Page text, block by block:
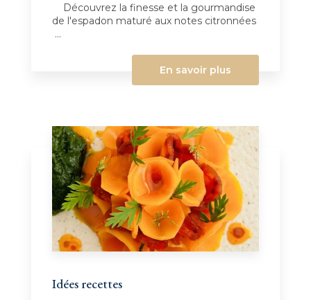
Découvrez la finesse et la gourmandise
de l'espadon maturé aux notes citronnées
...
En savoir plus
Idées recettes